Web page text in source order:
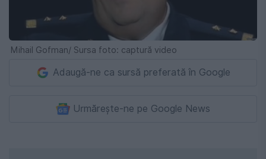
Mihail Gofman/ Sursa foto: captură video
Adaugă-ne ca sursă preferată în Google
Urmărește-ne pe Google News